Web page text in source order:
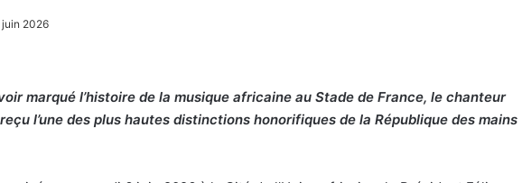
juin 2026
marqué l’histoire de la musique africaine au Stade de France, le chanteur
l’une des plus hautes distinctions honorifiques de la République des mains